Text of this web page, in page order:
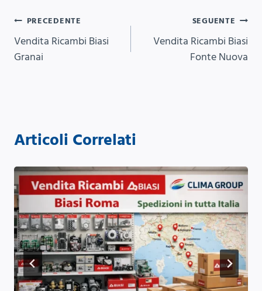
Navigazione
articoli
PRECEDENTE
Vendita Ricambi Biasi
Granai
SEGUENTE
Vendita Ricambi Biasi
Fonte Nuova
Articoli Correlati